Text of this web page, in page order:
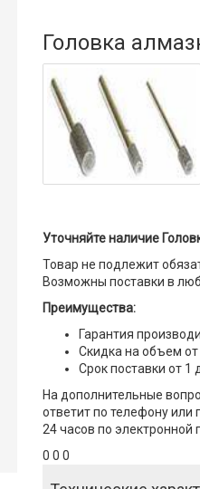
Головка
Уточняйте наличие
Товар не подлежит
Возможны поставки в
Преимущества:
Гарантия
Скидка на объем от
Срок поставки от 1
На дополнительные
ответит по телефону или
24 часов по электронной
0 0 0